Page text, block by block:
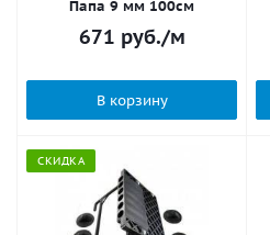
Папа 9 мм 100см
671 руб./м
В корзину
СКИДКА